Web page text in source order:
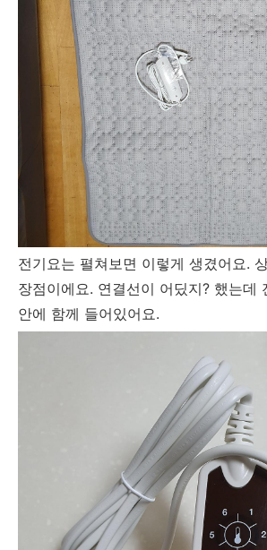
전기요는 펼쳐보면 이렇게 생겼어요.
장점이에요. 연결선이 어딨지? 했는데
안에 함께 들어있어요.